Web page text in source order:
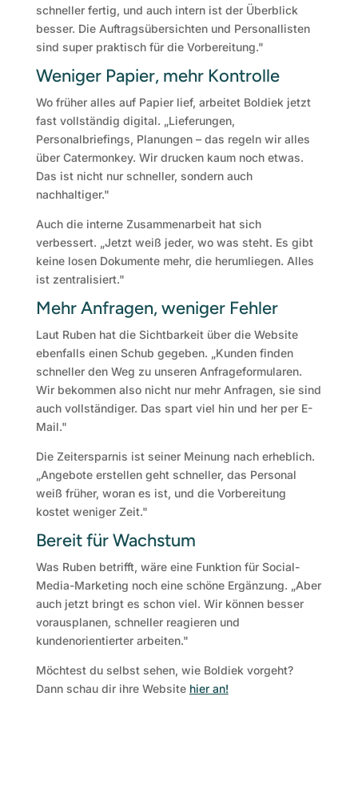
schneller fertig, und auch intern ist der Überblick
besser. Die Auftragsübersichten und Personallisten
sind super praktisch für die Vorbereitung."
Weniger Papier, mehr Kontrolle
Wo früher alles auf Papier lief, arbeitet Boldiek jetzt
fast vollständig digital. „Lieferungen,
Personalbriefings, Planungen – das regeln wir alles
über Catermonkey. Wir drucken kaum noch etwas.
Das ist nicht nur schneller, sondern auch
nachhaltiger."
Auch die interne Zusammenarbeit hat sich
verbessert. „Jetzt weiß jeder, wo was steht. Es gibt
keine losen Dokumente mehr, die herumliegen. Alles
ist zentralisiert."
Mehr Anfragen, weniger Fehler
Laut Ruben hat die Sichtbarkeit über die Website
ebenfalls einen Schub gegeben. „Kunden finden
schneller den Weg zu unseren Anfrageformularen.
Wir bekommen also nicht nur mehr Anfragen, sie sind
auch vollständiger. Das spart viel hin und her per E-
Mail."
Die Zeitersparnis ist seiner Meinung nach erheblich.
„Angebote erstellen geht schneller, das Personal
weiß früher, woran es ist, und die Vorbereitung
kostet weniger Zeit."
Bereit für Wachstum
Was Ruben betrifft, wäre eine Funktion für Social-
Media-Marketing noch eine schöne Ergänzung. „Aber
auch jetzt bringt es schon viel. Wir können besser
vorausplanen, schneller reagieren und
kundenorientierter arbeiten."
Möchtest du selbst sehen, wie Boldiek vorgeht?
Dann schau dir ihre Website hier an!